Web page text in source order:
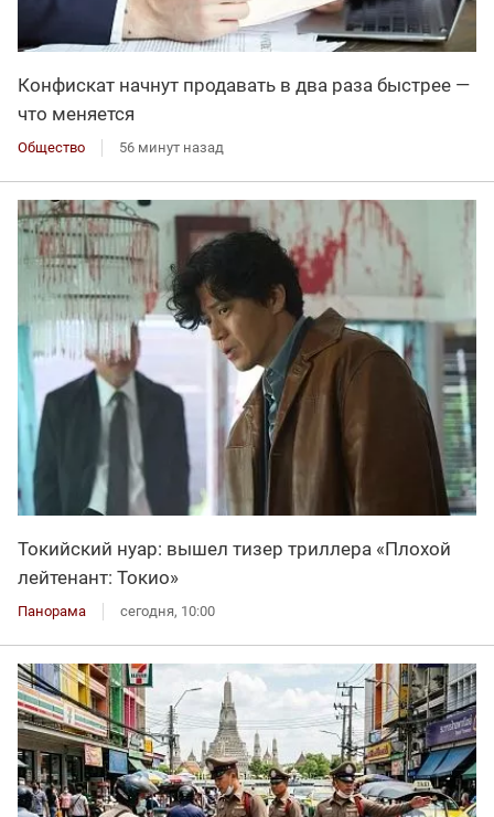
Конфискат начнут продавать в два раза быстрее —
что меняется
Общество 56 минут назад
Токийский нуар: вышел тизер триллера «Плохой
лейтенант: Токио»
Панорама сегодня, 10:00